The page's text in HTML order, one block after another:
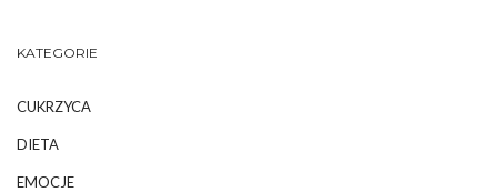
KATEGORIE
CUKRZYCA
DIETA
EMOCJE